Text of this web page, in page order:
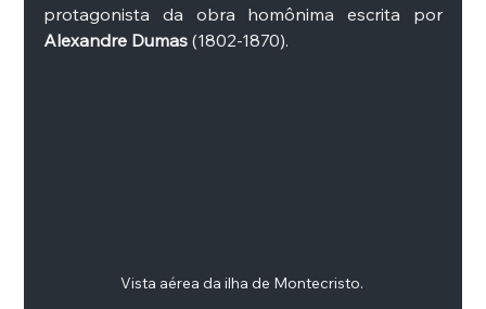
protagonista da obra homônima escrita por
Alexandre Dumas (1802-1870).
Vista aérea da ilha de Montecristo.